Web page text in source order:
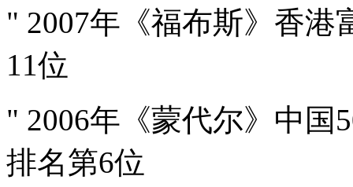
" 2007年《福布斯》香港
11位
" 2006年《蒙代尔》中国
排名第6位